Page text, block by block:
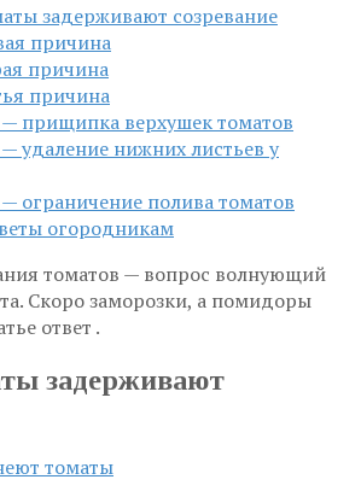
задерживают созревание
причина
причина
причина
прищипка верхушек томатов
удаление нижних листьев у
ограничение полива томатов
огородникам
томатов — вопрос волнующий
Скоро заморозки, а помидоры
ответ .
задерживают